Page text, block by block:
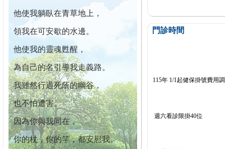
他使我躺臥在青草地上，
領我在可安歇的水邊。
他使我的靈魂甦醒，
為自己的名引導我走義路。
我雖然行過死蔭的幽谷，
也不怕遭害。
因為你與我同在，
你的杖，你的竿，都安慰我。
門診時間
115年 1/1起健保掛號費用
週六看診限掛40位